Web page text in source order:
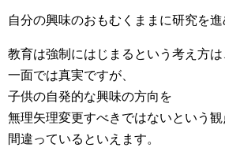
自分の興味のおもむくままに研究を進
教育は強制にはじまるという考え方は
一面では真実ですが、
子供の自発的な興味の方向を
無理矢理変更すべきではないという観
間違っているといえます。